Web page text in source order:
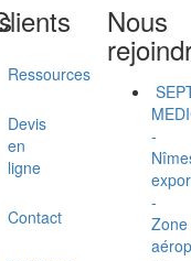
Ressources
Devis
en
ligne
Contact
Nous
-
-
Zone